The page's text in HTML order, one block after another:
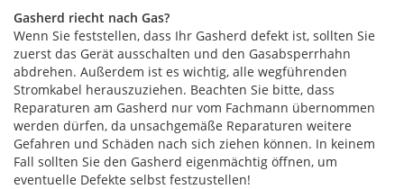
Gasherd riecht nach Gas?
Wenn Sie feststellen, dass Ihr Gasherd defekt ist, sollten Sie
zuerst das Gerät ausschalten und den Gasabsperrhahn
abdrehen. Außerdem ist es wichtig, alle wegführenden
Stromkabel herauszuziehen. Beachten Sie bitte, dass
Reparaturen am Gasherd nur vom Fachmann übernommen
werden dürfen, da unsachgemäße Reparaturen weitere
Gefahren und Schäden nach sich ziehen können. In keinem
Fall sollten Sie den Gasherd eigenmächtig öffnen, um
eventuelle Defekte selbst festzustellen!